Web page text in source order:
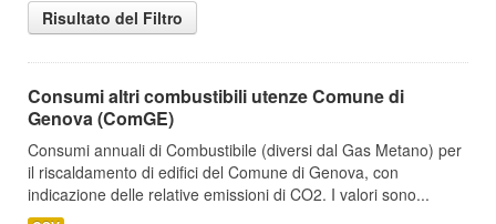
Risultato del Filtro
Consumi altri combustibili utenze Comune di
Genova (ComGE)
Consumi annuali di Combustibile (diversi dal Gas Metano) per
il riscaldamento di edifici del Comune di Genova, con
indicazione delle relative emissioni di CO2. I valori sono...